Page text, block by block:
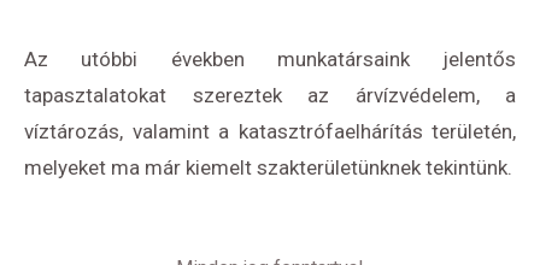
Az utóbbi években munkatársaink jelentős
tapasztalatokat szereztek az árvízvédelem, a
víztározás, valamint a katasztrófaelhárítás területén,
melyeket ma már kiemelt szakterületünknek tekintünk.